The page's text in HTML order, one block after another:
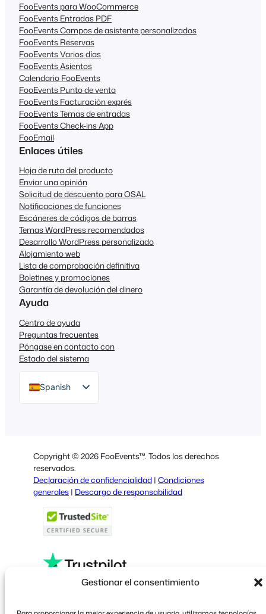
Gestionar el consentimiento
FooEvents para WooCommerce
FooEvents Entradas PDF
FooEvents Campos de asistente personalizados
FooEvents Reservas
FooEvents Varios días
FooEvents Asientos
Calendario FooEvents
FooEvents Punto de venta
FooEvents Facturación exprés
FooEvents Temas de entradas
FooEvents Check-ins App
FooEmail
Enlaces útiles
Hoja de ruta del producto
Enviar una opinión
Solicitud de descuento para OSAL
Notificaciones de funciones
Escáneres de códigos de barras
Temas WordPress recomendados
Desarrollo WordPress personalizado
Alojamiento web
Lista de comprobación definitiva
Boletines y promociones
Garantía de devolución del dinero
Ayuda
Centro de ayuda
Preguntas frecuentes
Póngase en contacto con
Estado del sistema
Spanish
English
Italian
Portuguese
French
Polish
Copyright © 2026 FooEvents™. Todos los derechos
reservados.
Declaración de confidencialidad | Condiciones
generales | Descargo de responsabilidad